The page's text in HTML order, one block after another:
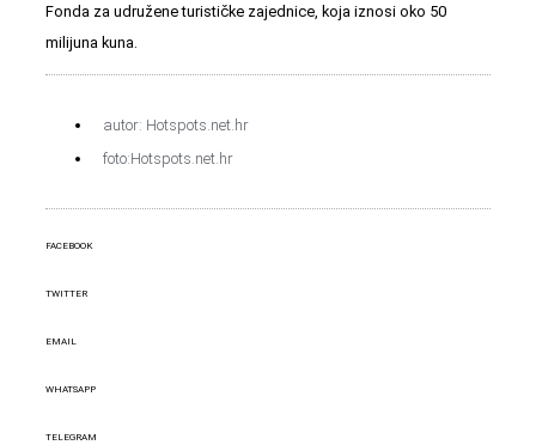
Fonda za udružene turističke zajednice, koja iznosi oko 50
milijuna kuna.
autor: Hotspots.net.hr
foto:Hotspots.net.hr
FACEBOOK
TWITTER
EMAIL
WHATSAPP
TELEGRAM